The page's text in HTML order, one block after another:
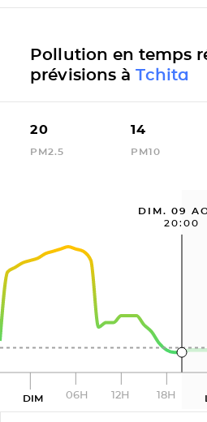
Pollution en temps
prévisions à Tchita
20
PM2.5
14
PM10
DIM. 09
20:00
DIM 06H 12H 18H